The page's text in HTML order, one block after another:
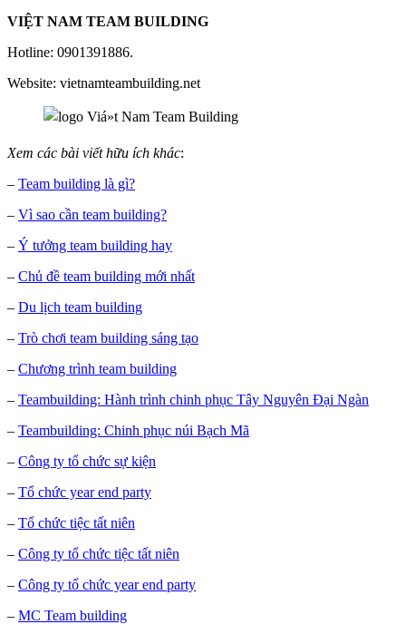
VIỆT NAM TEAM BUILDING
Hotline: 0901391886.
Website: vietnamteambuilding.net
Xem các bài viết hữu ích khác:
– Team building là gì?
– Vì sao cần team building?
– Ý tưởng team building hay
– Chủ đề team building mới nhất
– Du lịch team building
– Trò chơi team building sáng tạo
– Chương trình team building
– Teambuilding: Hành trình chinh phục Tây Nguyên Đại Ngàn
– Teambuilding: Chinh phục núi Bạch Mã
– Công ty tổ chức sự kiện
– Tổ chức year end party
– Tổ chức tiệc tất niên
– Công ty tổ chức tiệc tất niên
– Công ty tổ chức year end party
– MC Team building